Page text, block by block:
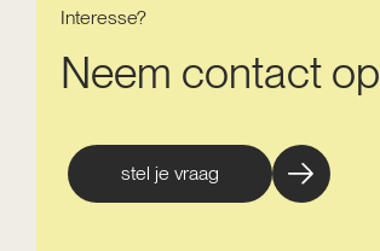
Interesse?
Neem contact op
stel je vraag